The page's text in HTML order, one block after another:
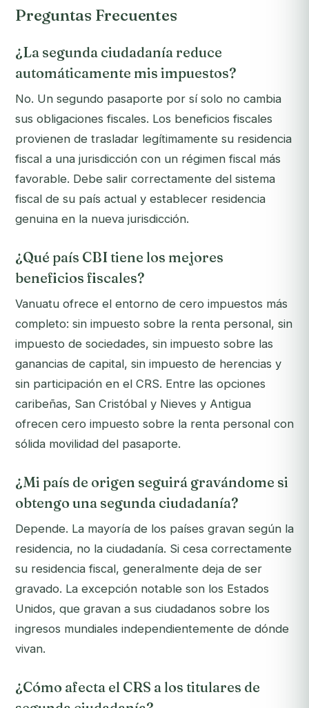
Preguntas Frecuentes
¿La segunda ciudadanía reduce
automáticamente mis impuestos?
No. Un segundo pasaporte por sí solo no cambia
sus obligaciones fiscales. Los beneficios fiscales
provienen de trasladar legítimamente su residencia
fiscal a una jurisdicción con un régimen fiscal más
favorable. Debe salir correctamente del sistema
fiscal de su país actual y establecer residencia
genuina en la nueva jurisdicción.
¿Qué país CBI tiene los mejores
beneficios fiscales?
Vanuatu ofrece el entorno de cero impuestos más
completo: sin impuesto sobre la renta personal, sin
impuesto de sociedades, sin impuesto sobre las
ganancias de capital, sin impuesto de herencias y
sin participación en el CRS. Entre las opciones
caribeñas, San Cristóbal y Nieves y Antigua
ofrecen cero impuesto sobre la renta personal con
sólida movilidad del pasaporte.
¿Mi país de origen seguirá gravándome si
obtengo una segunda ciudadanía?
Depende. La mayoría de los países gravan según la
residencia, no la ciudadanía. Si cesa correctamente
su residencia fiscal, generalmente deja de ser
gravado. La excepción notable son los Estados
Unidos, que gravan a sus ciudadanos sobre los
ingresos mundiales independientemente de dónde
vivan.
¿Cómo afecta el CRS a los titulares de